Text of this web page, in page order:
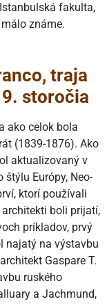
fakulta,
známe.
traja
storočia
ako celok bola
(1839-1876). Ako
aktualizovaný v
Európy, Neo-
ktorí používali
boli prijatí,
príkladov, prvý
najatý na výstavbu
Gaspare T.
ruského
a Jachmund,